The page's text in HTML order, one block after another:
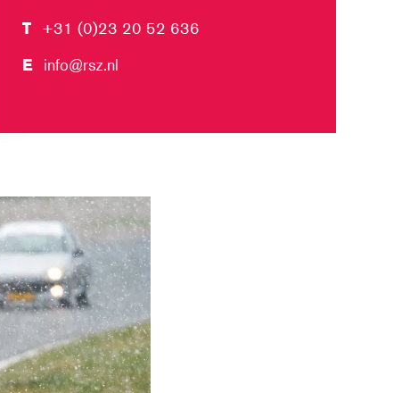
T +31 (0)23 20 52 636
E info@rsz.nl